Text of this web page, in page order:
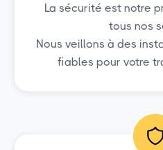
La sécurité est notre
tous nos
Nous veillons à des
fiables pour votre